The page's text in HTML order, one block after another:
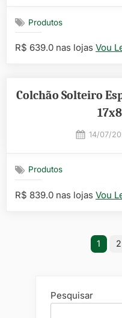
Produtos
R$ 639.0 nas lojas Vou
Colchão Solteiro
Posted
14/07/
Produtos
R$ 839.0 nas lojas Vou
1 2
Pesquisar